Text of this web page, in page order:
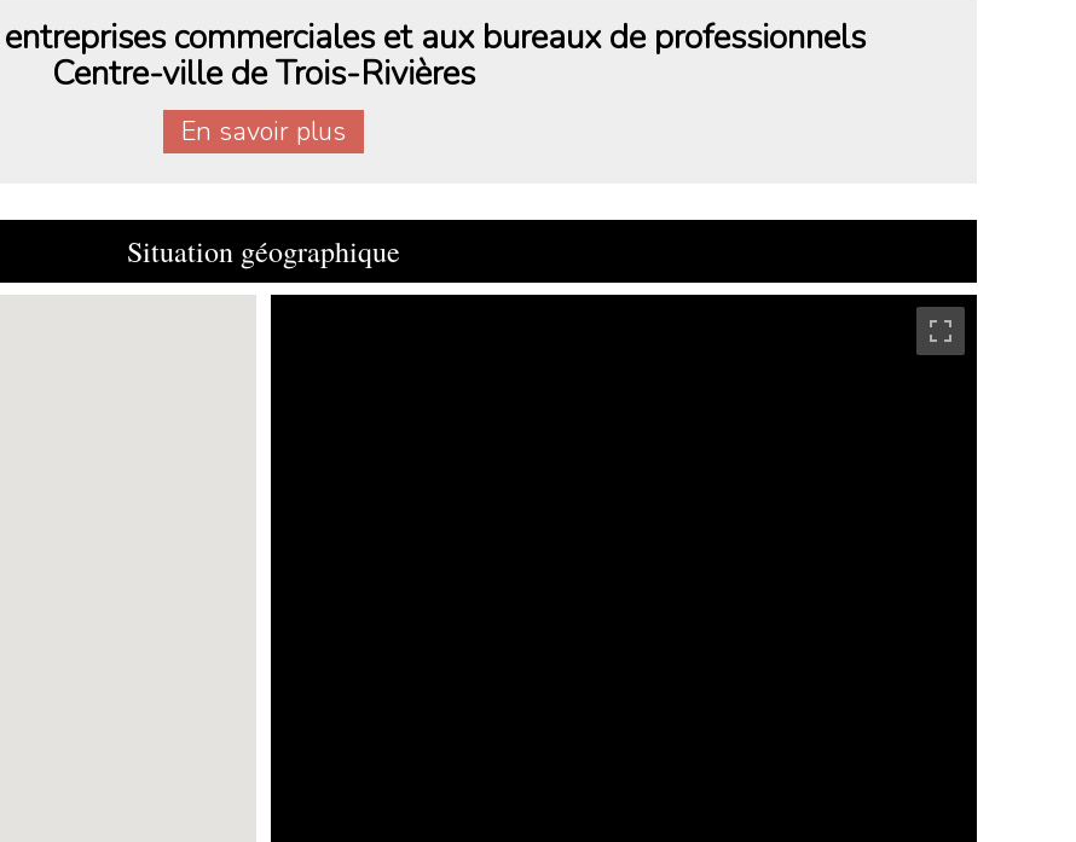
commerciales et aux bureaux de professionnels
Centre-ville de Trois-Rivières
En savoir plus
Situation géographique